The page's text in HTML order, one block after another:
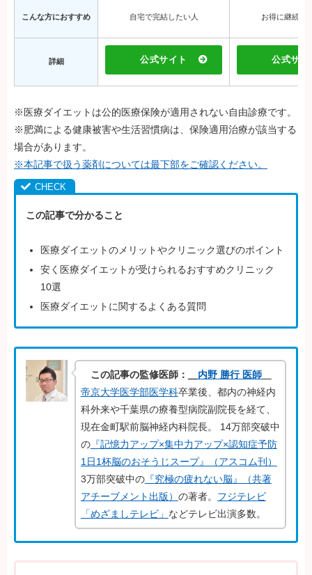
こんな方におすすめ 自宅で完結したい人 お得に継続し
詳細 公式サイト 公式サイ
※医療ダイエットは公的医療保険が適用されない自由診療です。
※肥満による健康被害や生活習慣病は、保険適用治療が該当する
場合があります。
※本記事で扱う薬剤については最下部をご確認ください。
この記事で分かること
医療ダイエットのメリットやクリニック選びのポイント
安く医療ダイエットが受けられるおすすめクリニック
10選
医療ダイエットに関するよくある質問
この記事の監修医師：
内野 勝行 医師
帝京大学医学部医学科卒業後、都内の神経内
科外来や千葉県の療養型病院副院長を経て、
現在金町駅前脳神経内科院長。 14万部突破中
の『記憶力アップ×集中力アップ×認知症予防
1日1杯脳のおそうじスープ』（アスコム刊）
3万部突破中の『究極の疲れない脳』（共著
アチーブメント出版） の著者。 フジテレビ
「めざましテレビ」 などテレビ出演多数。